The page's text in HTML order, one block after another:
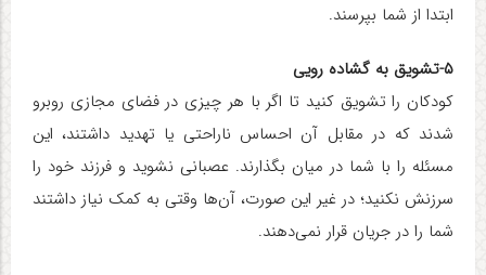
ابتدا از شما بپرسند.
۵-تشویق به گشاده رویی
کودکان را تشویق کنید تا اگر با هر چیزی در فضای مجازی روبرو
شدند که در مقابل آن‌ احساس ناراحتی یا تهدید داشتند، این
مسئله را با شما در میان بگذارند. عصبانی نشوید و فرزند خود را
سرزنش نکنید؛ در غیر این صورت، آن‌ها وقتی به کمک نیاز داشتند
شما را در جریان قرار نمی‌دهند.